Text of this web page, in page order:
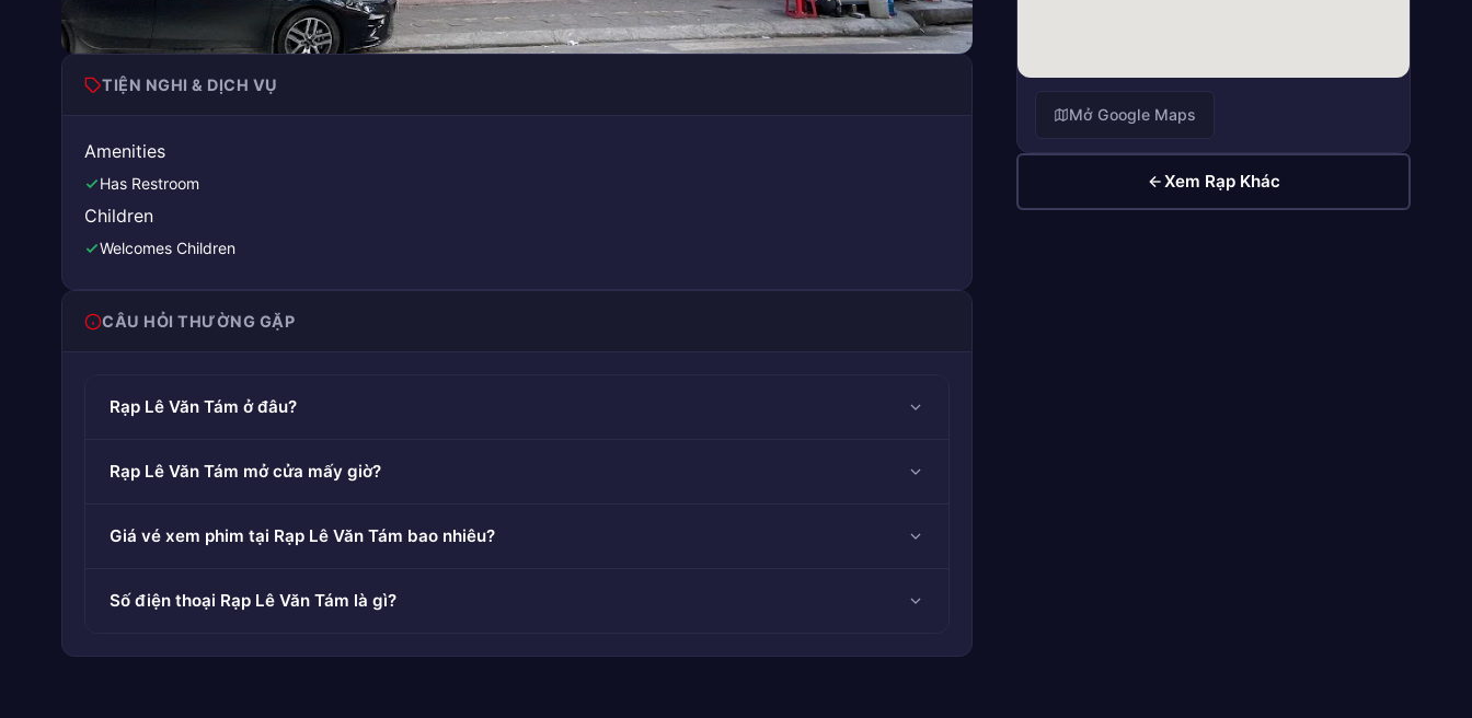
TIỆN NGHI & DỊCH VỤ
Amenities
Has Restroom
Children
Welcomes Children
CÂU HỎI THƯỜNG GẶP
Rạp Lê Văn Tám ở đâu?
Rạp Lê Văn Tám mở cửa mấy giờ?
Giá vé xem phim tại Rạp Lê Văn Tám bao nhiêu?
Số điện thoại Rạp Lê Văn Tám là gì?
Mở Google Maps
Xem Rạp Khác